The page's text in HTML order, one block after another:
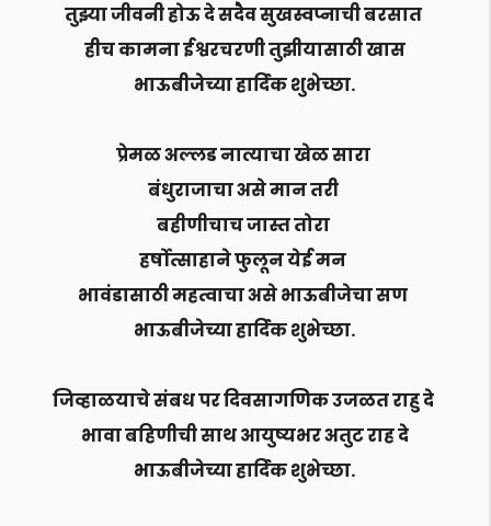
तुझ्या जीवनी होऊ दे सदैव सुखस्वप्नाची बरसात
हीच कामना ईश्वरचरणी तुझीयासाठी खास
भाऊबीजेच्या हार्दिक शुभेच्छा.
प्रेमळ अल्लड नात्याचा खेळ सारा
बंधुराजाचा असे मान तरी
बहीणीचाच जास्त तोरा
हर्षोत्साहाने फुलून येई मन
भावंडासाठी महत्वाचा असे भाऊबीजेचा सण
भाऊबीजेच्या हार्दिक शुभेच्छा.
जिव्हाळयाचे संबध पर दिवसागणिक उजळत राहु दे
भावा बहिणीची साथ आयुष्यभर अतुट राह दे
भाऊबीजेच्या हार्दिक शुभेच्छा.